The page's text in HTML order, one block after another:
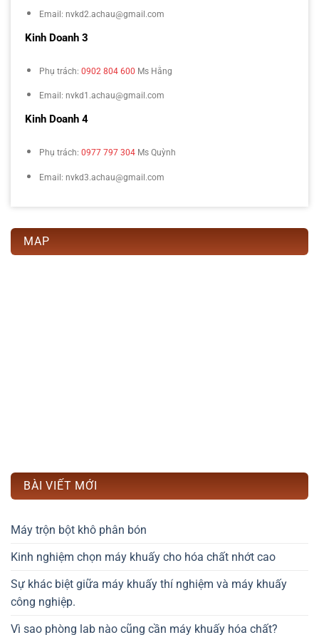
Email: nvkd2.achau@gmail.com
Kinh Doanh 3
Phụ trách: 0902 804 600 Ms Hằng
Email: nvkd1.achau@gmail.com
Kinh Doanh 4
Phụ trách: 0977 797 304 Ms Quỳnh
Email: nvkd3.achau@gmail.com
MAP
BÀI VIẾT MỚI
Máy trộn bột khô phân bón
Kinh nghiệm chọn máy khuấy cho hóa chất nhớt cao
Sự khác biệt giữa máy khuấy thí nghiệm và máy khuấy
công nghiệp.
Vì sao phòng lab nào cũng cần máy khuấy hóa chất?